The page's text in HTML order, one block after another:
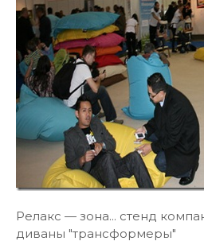
Релакс — зона... стенд
диваны "трансформеры"